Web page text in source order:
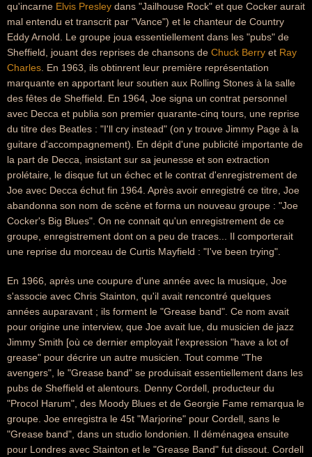
qu'incarne Elvis Presley dans "Jailhouse Rock" et que Cocker aurait
mal entendu et transcrit par "Vance") et le chanteur de Country
Eddy Arnold. Le groupe joua essentiellement dans les "pubs" de
Sheffield, jouant des reprises de chansons de Chuck Berry et Ray
Charles . En 1963, ils obtinrent leur première représentation
marquante en apportant leur soutien aux Rolling Stones à la salle
des fêtes de Sheffield. En 1964, Joe signa un contrat personnel
avec Decca et publia son premier quarante-cinq tours, une reprise
du titre des Beatles : "I'll cry instead" (on y trouve Jimmy Page à la
guitare d'accompagnement). En dépit d'une publicité importante de
la part de Decca, insistant sur sa jeunesse et son extraction
prolétaire, le disque fut un échec et le contrat d'enregistrement de
Joe avec Decca échut fin 1964. Après avoir enregistré ce titre, Joe
abandonna son nom de scène et forma un nouveau groupe : "Joe
Cocker's Big Blues". On ne connait qu'un enregistrement de ce
groupe, enregistrement dont on a peu de traces... Il comporterait
une reprise du morceau de Curtis Mayfield : "I've been trying".
En 1966, après une coupure d'une année avec la musique, Joe
s'associe avec Chris Stainton, qu'il avait rencontré quelques
années auparavant ; ils forment le "Grease band". Ce nom avait
pour origine une interview, que Joe avait lue, du musicien de jazz
Jimmy Smith [où ce dernier employait l'expression "have a lot of
grease" pour décrire un autre musicien. Tout comme "The
avengers", le "Grease band" se produisait essentiellement dans les
pubs de Sheffield et alentours. Denny Cordell, producteur du
"Procol Harum", des Moody Blues et de Georgie Fame remarqua le
groupe. Joe enregistra le 45t "Marjorine" pour Cordell, sans le
"Grease band", dans un studio londonien. Il déménagea ensuite
pour Londres avec Stainton et le "Grease Band" fut dissout. Cordell